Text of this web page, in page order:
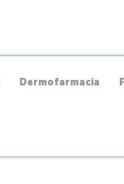
Dermofarmacia